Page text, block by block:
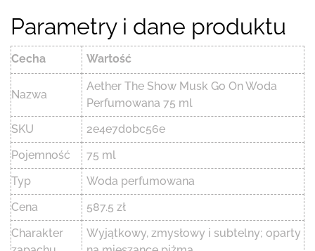
Parametry i dane produktu
Cecha Wartość
Nazwa
Aether The Show Musk Go On Woda
Perfumowana 75 ml
SKU
2e4e7d0bc56e
Pojemność
75 ml
Typ
Woda perfumowana
Cena
587.5 zł
Charakter
Wyjątkowy, zmysłowy i subtelny; oparty